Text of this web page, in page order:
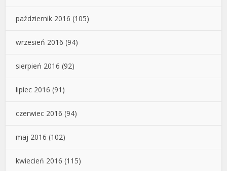
październik 2016 (105)
wrzesień 2016 (94)
sierpień 2016 (92)
lipiec 2016 (91)
czerwiec 2016 (94)
maj 2016 (102)
kwiecień 2016 (115)